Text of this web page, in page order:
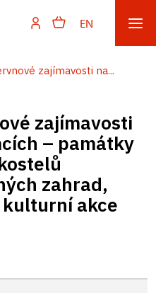
EN
zajímavosti na...
zajímavosti
– památky
zahrad,
akce